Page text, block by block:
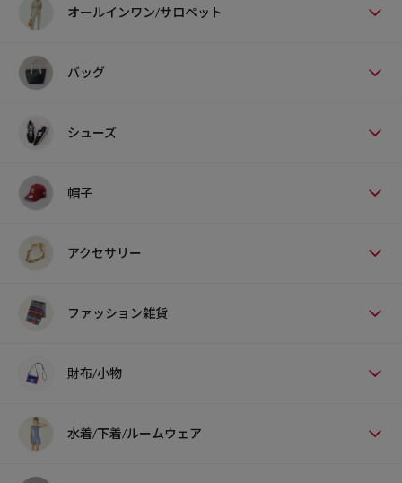
オールインワン/サロペット
バッグ
シューズ
帽子
アクセサリー
ファッション雑貨
財布/小物
水着/下着/ルームウェア